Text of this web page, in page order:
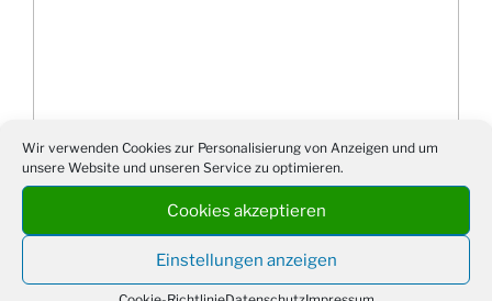
Wir verwenden Cookies zur Personalisierung von Anzeigen und um
unsere Website und unseren Service zu optimieren.
Cookies akzeptieren
Einstellungen anzeigen